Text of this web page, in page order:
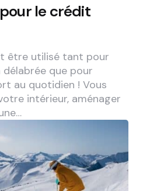
le crédit
être utilisé tant pour
que pour
au quotidien ! Vous
intérieur, aménager